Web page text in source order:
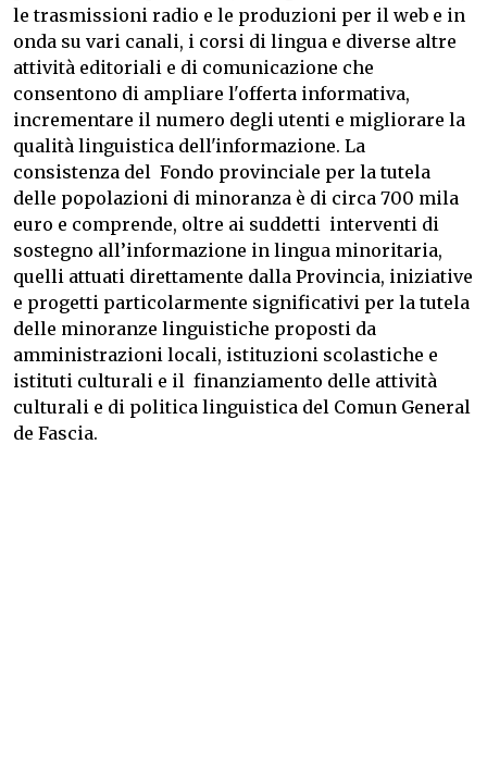
le trasmissioni radio e le produzioni per il web e in
onda su vari canali, i corsi di lingua e diverse altre
attività editoriali e di comunicazione che
consentono di ampliare l'offerta informativa,
incrementare il numero degli utenti e migliorare la
qualità linguistica dell'informazione. La
consistenza del Fondo provinciale per la tutela
delle popolazioni di minoranza è di circa 700 mila
euro e comprende, oltre ai suddetti interventi di
sostegno all’informazione in lingua minoritaria,
quelli attuati direttamente dalla Provincia, iniziative
e progetti particolarmente significativi per la tutela
delle minoranze linguistiche proposti da
amministrazioni locali, istituzioni scolastiche e
istituti culturali e il finanziamento delle attività
culturali e di politica linguistica del Comun General
de Fascia.